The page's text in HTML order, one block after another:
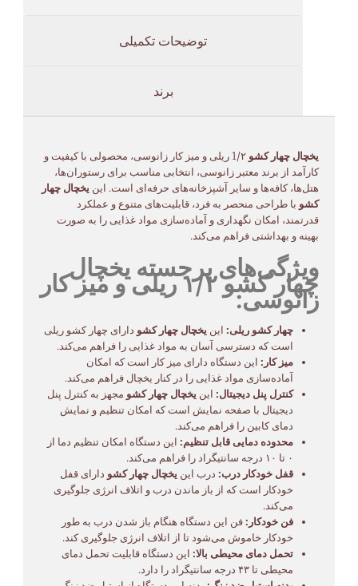
توضیحات تکمیلی
برند
یخچال چهار کشو
1/۲ ریلی و میز کار زانوسی، محصولی با کیفیت و
کارآمد از برند معتبر زانوسی، انتخابی مناسب برای رستوران‌ها،
هتل‌ها، کافه‌ها و سایر آشپزخانه‌های حرفه‌ای است. این یخچال چهار
کشو با طراحی منحصر به فرد، قابلیت‌های متنوع و عملکرد
قدرتمند، امکان نگهداری و آماده‌سازی مواد غذایی را به صورت
بهینه و بهداشتی فراهم می‌کند.
ویژگی‌های برجسته یخچال
چهار کشو ۱/۲ ریلی و میز کار
زانوسی:
چهار کشو ریلی: این یخچال چهار کشو دارای چهار کشو ریلی
است که دسترسی آسان به مواد غذایی را فراهم می‌کند.
میز کار: این دستگاه دارای میز کار است که امکان
آماده‌سازی مواد غذایی را در کنار یخچال فراهم می‌کند.
کنترل پنل دیجیتال: این یخچال چهار کشو مجهز به کنترل پنل
دیجیتال با صفحه نمایش است که امکان تنظیم و نمایش
دمای کابین را فراهم می‌کند.
محدوده دمایی قابل تنظیم: این دستگاه امکان تنظیم دما از
۰ تا ۱۰ درجه سانتیگراد را فراهم می‌کند.
قفل خودکار درب: درب این یخچال چهار کشو دارای قفل
خودکار است که از باز ماندن درب و اتلاف انرژی جلوگیری
می‌کند.
فن خودکار:فن این دستگاه هنگام باز شدن درب به طور
خودکار خاموش می‌شود تا از اتلاف انرژی جلوگیری کند.
تحمل دمای محیطی بالا: این دستگاه قابلیت تحمل دمای
محیطی تا ۴۳ درجه سانتیگراد را دارد.